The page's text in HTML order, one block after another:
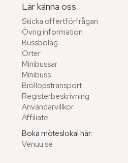
Lär känna oss
Skicka offertförfrågan
Övrig information
Bussbolag
Orter
Minibussar
Minibuss
Bröllopstransport
Registerbeskrivning
Användarvillkor
Affiliate
Boka möteslokal här:
Venuu.se